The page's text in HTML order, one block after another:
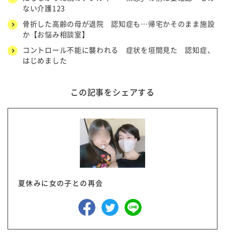
ない介護123
骨折した高齢の母が退院 認知症も…帰宅かそのまま施設
か【お悩み相談室】
コントロール不能に襲われる 症状を垣間見た 認知症、
はじめました
この記事をシェアする
夏休みに女の子との再会